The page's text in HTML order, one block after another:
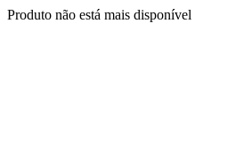
Produto não está mais disponível